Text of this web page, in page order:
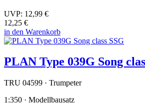
UVP: 12,99 €
12,25 €
in den Warenkorb
PLAN Type 039G Song
TRU 04599 · Trumpeter
1:350 · Modellbausatz